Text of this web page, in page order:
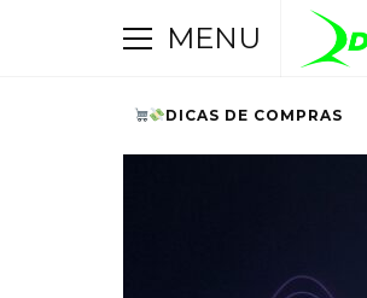
MENU
DICAS DE COMPRAS